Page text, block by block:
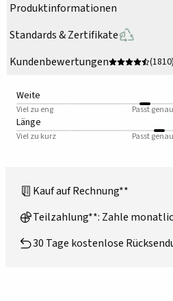
Produktinformationen
Standards & Zertifikate
Kundenbewertungen
(1810)
Weite
Viel zu eng Passt genau
Länge
Viel zu kurz Passt genau
Kauf auf Rechnung**
Teilzahlung**: Zahle
30 Tage kostenlose